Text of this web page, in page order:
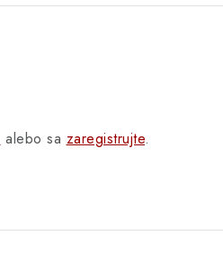
alebo sa zaregistrujte.